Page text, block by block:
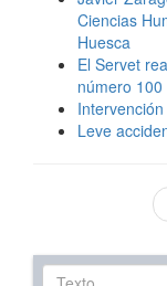
Ciencias
Huesca
El Servet
número 100
Leve
Texto